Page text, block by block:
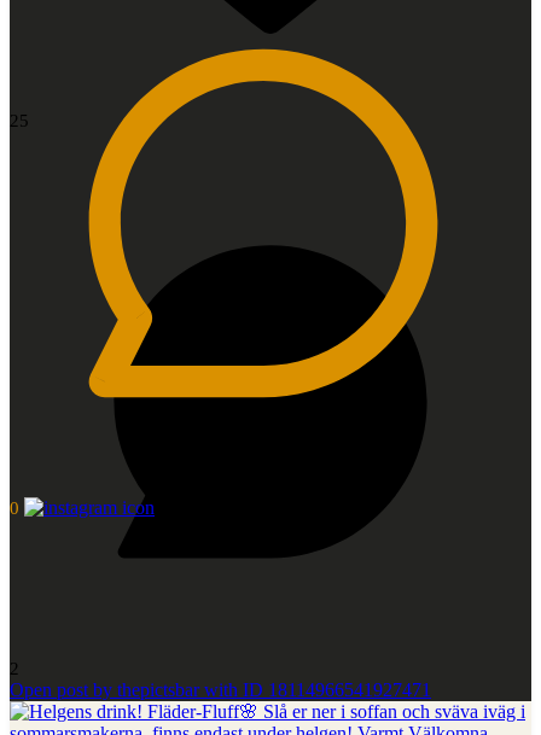
0
25
2
Open post by thepictsbar with ID 18114966541927471